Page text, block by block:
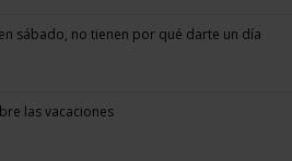
sábado, no tienen por qué darte un día
las vacaciones